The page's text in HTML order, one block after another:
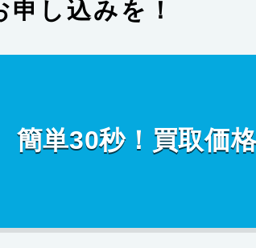
し込みを！
簡単30秒！買取価